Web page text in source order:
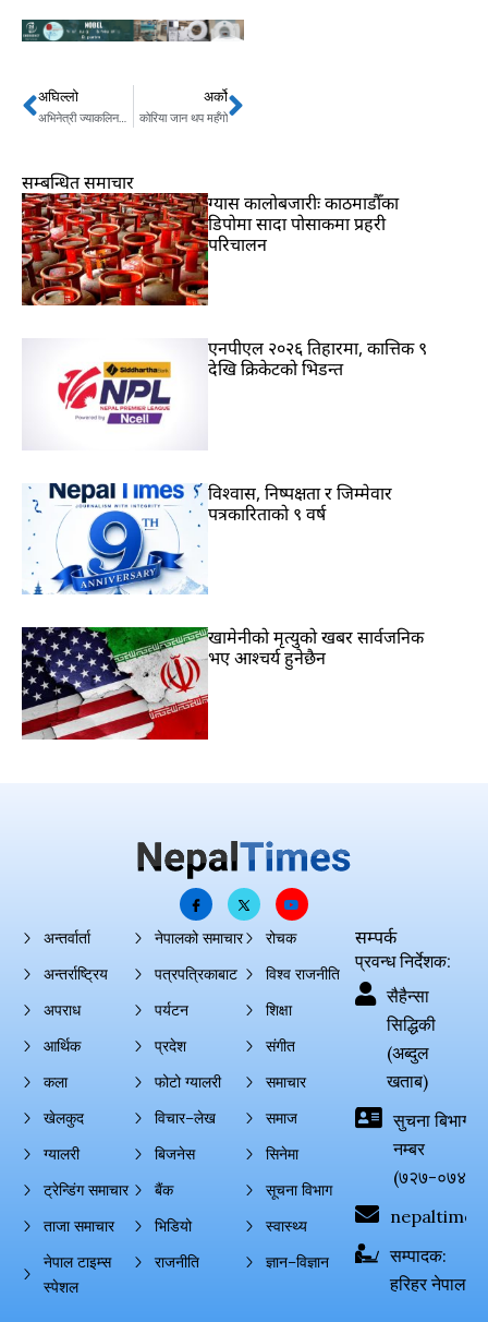
Prev
अघिल्लो
अभिनेत्री ज्याकलिनसँग २०० करोड कालो धन
अर्को
कोरिया जान थप महँगोNext
सम्बन्धित समाचार
ग्यास कालोबजारीः काठमाडौँका
डिपोमा सादा पोसाकमा प्रहरी
परिचालन
एनपीएल २०२६ तिहारमा, कात्तिक ९
देखि क्रिकेटको भिडन्त
विश्वास, निष्पक्षता र जिम्मेवार
पत्रकारिताको ९ वर्ष
खामेनीको मृत्युको खबर सार्वजनिक
भए आश्चर्य हुनेछैन
अन्तर्वार्ता
अन्तर्राष्ट्रिय
अपराध
आर्थिक
कला
खेलकुद
ग्यालरी
ट्रेन्डिंग समाचार
ताजा समाचार
नेपाल टाइम्स
स्पेशल
नेपालको समाचार
पत्रपत्रिकाबाट
पर्यटन
प्रदेश
फोटो ग्यालरी
विचार–लेख
बिजनेस
बैंक
भिडियो
राजनीति
रोचक
विश्व राजनीति
शिक्षा
संगीत
समाचार
समाज
सिनेमा
सूचना विभाग
स्वास्थ्य
ज्ञान–विज्ञान
सम्पर्क
प्रवन्ध निर्देशक:
सैहैन्सा
सिद्धिकी
(अब्दुल
खताब)
सुचना बिभाग
नम्बर
(७२७-०७४-
सम्पादक:
हरिहर नेपाल